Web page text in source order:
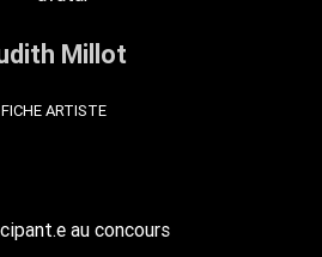
Millot
FICHE ARTISTE